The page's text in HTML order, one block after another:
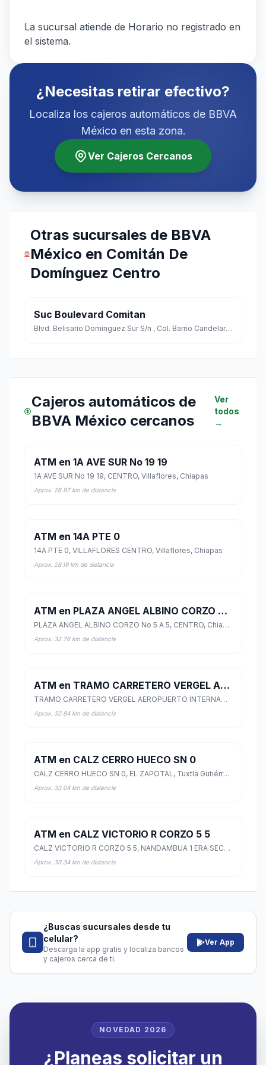
La sucursal atiende de Horario no registrado en
el sistema.
¿Necesitas retirar efectivo?
Localiza los cajeros automáticos de BBVA
México en esta zona.
Ver Cajeros Cercanos
Otras sucursales de BBVA
México en Comitán De
Domínguez Centro
Suc Boulevard Comitan
Blvd. Belisario Dominguez Sur S/n , Col. Barrio Candelaria Esq. Primera Sur Poniente Cp. 30000
Cajeros automáticos de
BBVA México cercanos
Ver
todos
→
ATM en 1A AVE SUR No 19 19
1A AVE SUR No 19 19, CENTRO, Villaflores, Chiapas
Aprox. 26.97 km de distancia
ATM en 14A PTE 0
14A PTE 0, VILLAFLORES CENTRO, Villaflores, Chiapas
Aprox. 28.19 km de distancia
ATM en PLAZA ANGEL ALBINO CORZO No 5 A 5
PLAZA ANGEL ALBINO CORZO No 5 A 5, CENTRO, Chiapa de Corzo, Chiapas
Aprox. 32.76 km de distancia
ATM en TRAMO CARRETERO VERGEL AEROPUERTO INTERNACIONAL SN
TRAMO CARRETERO VERGEL AEROPUERTO INTERNACIONAL SN, FRANCISCO SARABIA, Chiapa de Corzo, Chiapas
Aprox. 32.84 km de distancia
ATM en CALZ CERRO HUECO SN 0
CALZ CERRO HUECO SN 0, EL ZAPOTAL, Tuxtla Gutiérrez, Chiapas
Aprox. 33.04 km de distancia
ATM en CALZ VICTORIO R CORZO 5 5
CALZ VICTORIO R CORZO 5 5, NANDAMBUA 1 ERA SECC, Chiapa de Corzo, Chiapas
Aprox. 33.34 km de distancia
¿Buscas sucursales desde tu
celular?
Descarga la app gratis y localiza bancos
y cajeros cerca de ti.
Ver App
NOVEDAD 2026
¿Planeas solicitar un